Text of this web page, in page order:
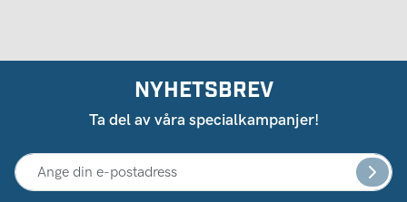
NYHETSBREV
Ta del av våra specialkampanjer!